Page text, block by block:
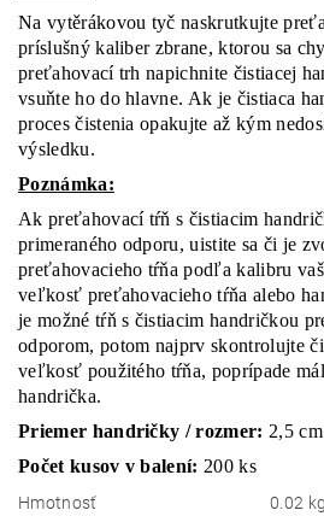
Na vytěrákovou tyč naskrutkujte
príslušný kaliber zbrane, ktorou sa
preťahovací trh napichnite čistiacej
vsuňte ho do hlavne. Ak je čistiaca
proces čistenia opakujte až kým
výsledku.
Poznámka:
Ak preťahovací tŕň s čistiacim
primeraného odporu, uistite sa či je
preťahovacieho tŕňa podľa kalibru
veľkosť preťahovacieho tŕňa alebo
je možné tŕň s čistiacim handričkou
odporom, potom najprv skontrolujte
veľkosť použitého tŕňa, poprípade
handrička.
Priemer handričky / rozmer: 2,5
Počet kusov v balení: 200 ks
Hmotnosť 0.02 kg